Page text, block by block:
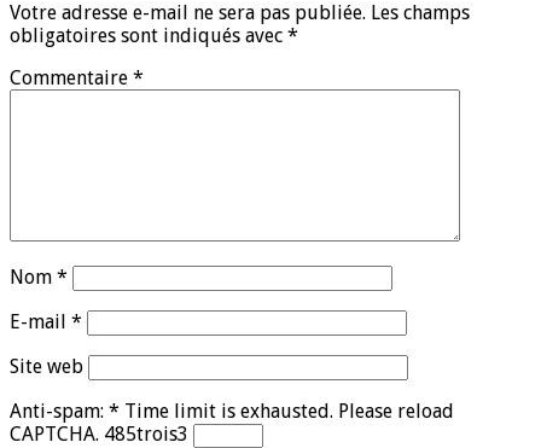
Votre adresse e-mail ne sera pas publiée. Les champs
obligatoires sont indiqués avec *
Commentaire *
Nom *
E-mail *
Site web
Anti-spam: * Time limit is exhausted. Please reload
CAPTCHA. 485trois3